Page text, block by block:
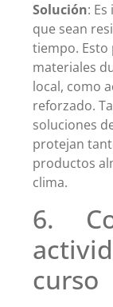
Solución:
que sean
tiempo. Esto
materiales
local, como
reforzado.
soluciones
protejan
productos
clima.
6.
curso